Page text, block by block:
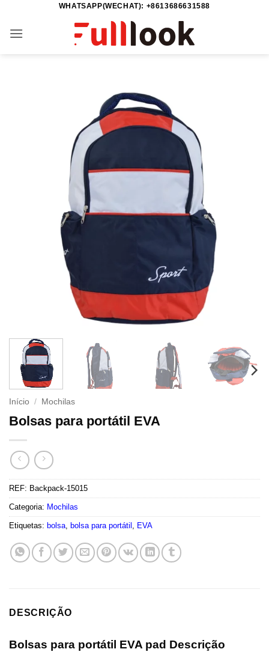
content
WHATSAPP(WECHAT): +8613686631588
Início / Mochilas
Bolsas para portátil EVA
REF: Backpack-15015
Categoria: Mochilas
Etiquetas: bolsa, bolsa para portátil , EVA
DESCRIÇÃO
Bolsas para portátil EVA pad Descrição